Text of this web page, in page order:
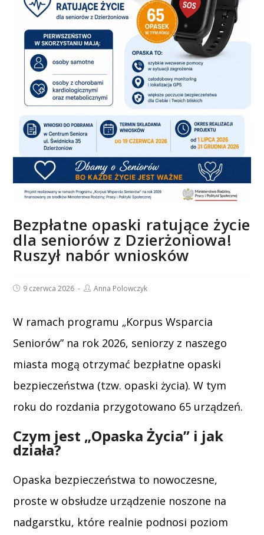
Bezpłatne opaski ratujące życie
dla seniorów z Dzierżoniowa!
Ruszył nabór wniosków
Post9 czerwca 2026
PostAnna Polowczyk
W ramach programu „Korpus Wsparcia
Seniorów” na rok 2026, seniorzy z naszego
miasta mogą otrzymać bezpłatne opaski
bezpieczeństwa (tzw. opaski życia). W tym
roku do rozdania przygotowano 65 urządzeń.
Czym jest „Opaska Życia” i jak
działa?
Opaska bezpieczeństwa to nowoczesne,
proste w obsłudze urządzenie noszone na
nadgarstku, które realnie podnosi poziom